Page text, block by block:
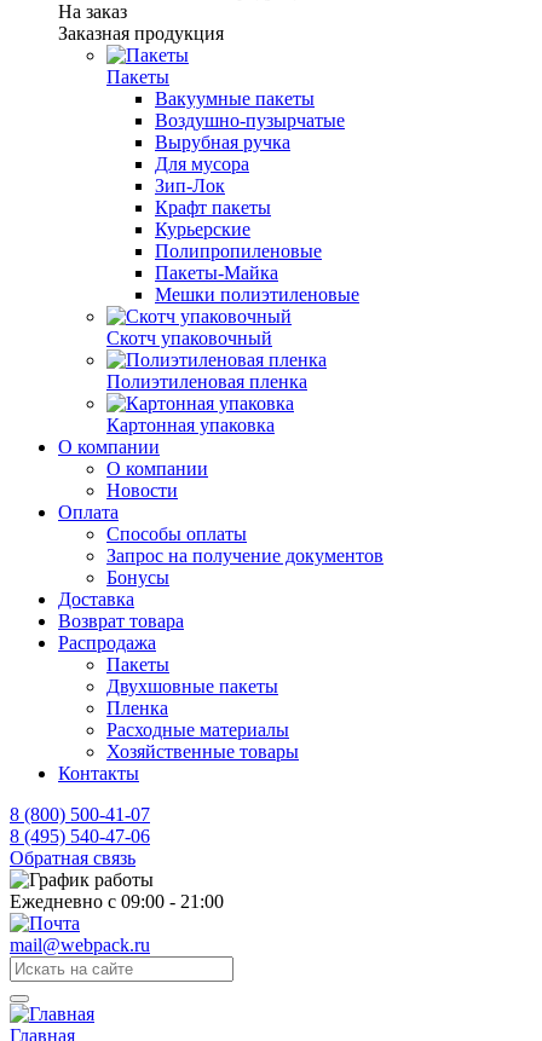
На заказ
Заказная продукция
Пакеты
Вакуумные пакеты
Воздушно-пузырчатые
Вырубная ручка
Для мусора
Зип-Лок
Крафт пакеты
Курьерские
Полипропиленовые
Пакеты-Майка
Мешки полиэтиленовые
Скотч упаковочный
Полиэтиленовая пленка
Картонная упаковка
О компании
О компании
Новости
Оплата
Способы оплаты
Запрос на получение документов
Бонусы
Доставка
Возврат товара
Распродажа
Пакеты
Двухшовные пакеты
Пленка
Расходные материалы
Хозяйственные товары
Контакты
8 (800) 500-41-07
8 (495) 540-47-06
Обратная связь
Ежедневно с 09:00 - 21:00
mail@webpack.ru
Главная